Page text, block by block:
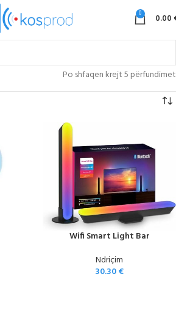
0 0.00
Po shfaqen krejt 5 përfundimet
Wifi Smart Light Bar
Ndriçim
30.30€